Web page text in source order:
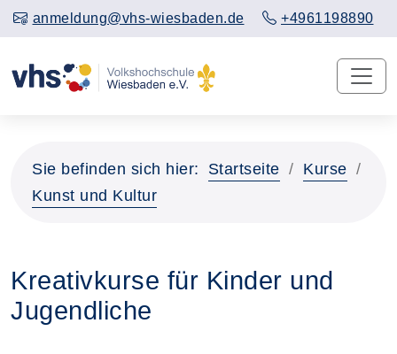
anmeldung@vhs-wiesbaden.de +4961198890
Sie befinden sich hier: Startseite
Kurse
Kunst und Kultur
Kreativkurse für Kinder und
Jugendliche